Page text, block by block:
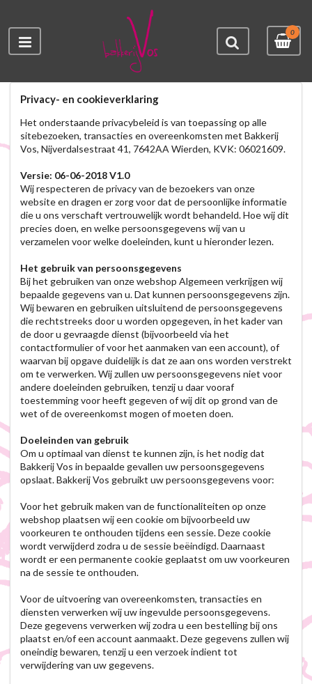
0
Privacy- en cookieverklaring
Het onderstaande privacybeleid is van toepassing op alle
sitebezoeken, transacties en overeenkomsten met Bakkerij
Vos, Nijverdalsestraat 41, 7642AA Wierden, KVK: 06021609.
Versie: 06-06-2018 V1.0
Wij respecteren de privacy van de bezoekers van onze
website en dragen er zorg voor dat de persoonlijke informatie
die u ons verschaft vertrouwelijk wordt behandeld. Hoe wij dit
precies doen, en welke persoonsgegevens wij van u
verzamelen voor welke doeleinden, kunt u hieronder lezen.
Het gebruik van persoonsgegevens
Bij het gebruiken van onze webshop Algemeen verkrijgen wij
bepaalde gegevens van u. Dat kunnen persoonsgegevens zijn.
Wij bewaren en gebruiken uitsluitend de persoonsgegevens
die rechtstreeks door u worden opgegeven, in het kader van
de door u gevraagde dienst (bijvoorbeeld via het
contactformulier of voor het aanmaken van een account), of
waarvan bij opgave duidelijk is dat ze aan ons worden verstrekt
om te verwerken. Wij zullen uw persoonsgegevens niet voor
andere doeleinden gebruiken, tenzij u daar vooraf
toestemming voor heeft gegeven of wij dit op grond van de
wet of de overeenkomst mogen of moeten doen.
Doeleinden van gebruik
Om u optimaal van dienst te kunnen zijn, is het nodig dat
Bakkerij Vos in bepaalde gevallen uw persoonsgegevens
opslaat. Bakkerij Vos gebruikt uw persoonsgegevens voor:
Voor het gebruik maken van de functionaliteiten op onze
webshop plaatsen wij een cookie om bijvoorbeeld uw
voorkeuren te onthouden tijdens een sessie. Deze cookie
wordt verwijderd zodra u de sessie beëindigd. Daarnaast
wordt er een permanente cookie geplaatst om uw voorkeuren
na de sessie te onthouden.
Voor de uitvoering van overeenkomsten, transacties en
diensten verwerken wij uw ingevulde persoonsgegevens.
Deze gegevens verwerken wij zodra u een bestelling bij ons
plaatst en/of een account aanmaakt. Deze gegevens zullen wij
oneindig bewaren, tenzij u een verzoek indient tot
verwijdering van uw gegevens.